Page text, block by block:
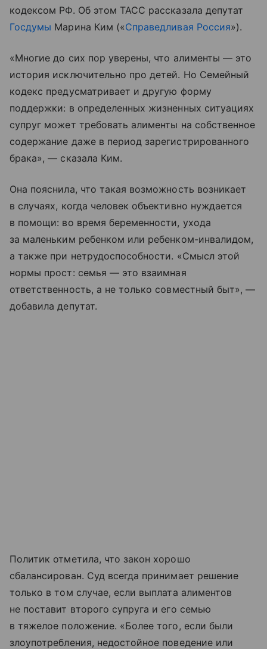
кодексом РФ. Об этом ТАСС рассказала депутат
Госдумы Марина Ким («Справедливая Россия»).
«Многие до сих пор уверены, что алименты — это
история исключительно про детей. Но Семейный
кодекс предусматривает и другую форму
поддержки: в определенных жизненных ситуациях
супруг может требовать алименты на собственное
содержание даже в период зарегистрированного
брака», — сказала Ким.
Она пояснила, что такая возможность возникает
в случаях, когда человек объективно нуждается
в помощи: во время беременности, ухода
за маленьким ребенком или ребенком-инвалидом,
а также при нетрудоспособности. «Смысл этой
нормы прост: семья — это взаимная
ответственность, а не только совместный быт», —
добавила депутат.
Политик отметила, что закон хорошо
сбалансирован. Суд всегда принимает решение
только в том случае, если выплата алиментов
не поставит второго супруга и его семью
в тяжелое положение. «Более того, если были
злоупотребления, недостойное поведение или